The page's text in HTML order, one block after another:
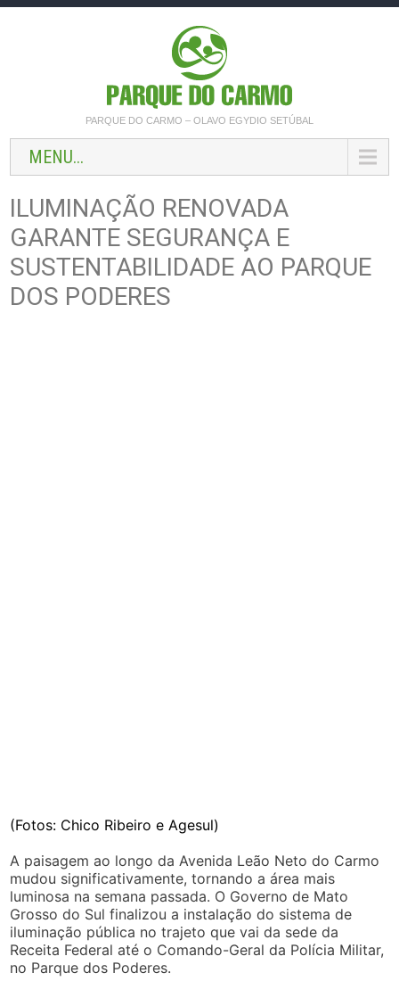
PARQUE DO CARMO – OLAVO EGYDIO SETÚBAL
MENU...
ILUMINAÇÃO RENOVADA
GARANTE SEGURANÇA E
SUSTENTABILIDADE AO PARQUE
DOS PODERES
(Fotos: Chico Ribeiro e Agesul)
A paisagem ao longo da Avenida Leão Neto do Carmo
mudou significativamente, tornando a área mais
luminosa na semana passada. O Governo de Mato
Grosso do Sul finalizou a instalação do sistema de
iluminação pública no trajeto que vai da sede da
Receita Federal até o Comando-Geral da Polícia Militar,
no Parque dos Poderes.